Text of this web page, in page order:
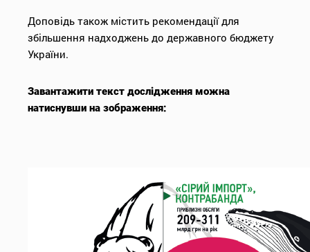
Доповідь також містить рекомендації для
збільшення надходжень до державного бюджету
України.
Завантажити текст дослідження можна
натиснувши на зображення: